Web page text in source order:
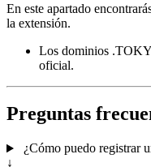
En este apartado
la extensión.
Los dominios
oficial.
Preguntas
¿Cómo puedo registrar
↓